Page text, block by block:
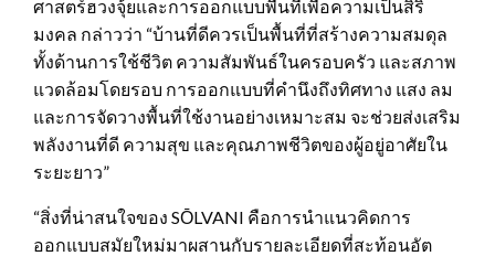
ศาสตร์ฮวงจุ้ยและการออกแบบพื้นที่เพื่อความเป็นสิริ
มงคล กล่าวว่า “บ้านที่ดีควรเป็นพื้นที่ที่สร้างความสมดุล
ทั้งด้านการใช้ชีวิต ความสัมพันธ์ในครอบครัว และสภาพ
แวดล้อมโดยรอบ การออกแบบที่คำนึงถึงทิศทาง แสง ลม
และการจัดวางพื้นที่ใช้งานอย่างเหมาะสม จะช่วยส่งเสริม
พลังงานที่ดี ความสุข และคุณภาพชีวิตของผู้อยู่อาศัยใน
ระยะยาว”
“สิ่งที่น่าสนใจของ SŌLVANI คือการนำแนวคิดการ
ออกแบบสมัยใหม่มาผสานกับรายละเอียดที่สะท้อนอัต